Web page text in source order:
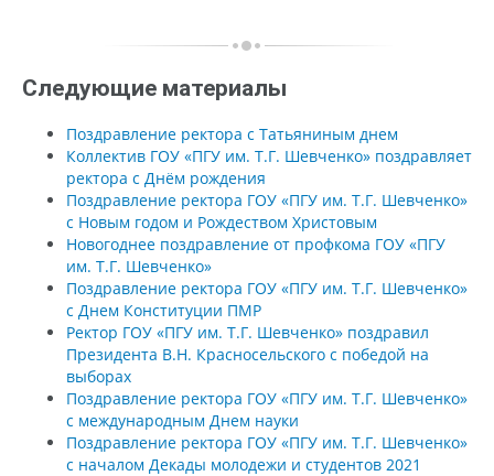
Следующие материалы
Поздравление ректора с Татьяниным днем
Коллектив ГОУ «ПГУ им. Т.Г. Шевченко» поздравляет
ректора с Днём рождения
Поздравление ректора ГОУ «ПГУ им. Т.Г. Шевченко»
с Новым годом и Рождеством Христовым
Новогоднее поздравление от профкома ГОУ «ПГУ
им. Т.Г. Шевченко»
Поздравление ректора ГОУ «ПГУ им. Т.Г. Шевченко»
с Днем Конституции ПМР
Ректор ГОУ «ПГУ им. Т.Г. Шевченко» поздравил
Президента В.Н. Красносельского с победой на
выборах
Поздравление ректора ГОУ «ПГУ им. Т.Г. Шевченко»
с международным Днем науки
Поздравление ректора ГОУ «ПГУ им. Т.Г. Шевченко»
с началом Декады молодежи и студентов 2021